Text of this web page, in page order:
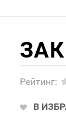
Рейтинг:
В